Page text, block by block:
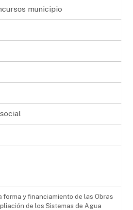
municipio
forma y financiamiento de las Obras
de los Sistemas de Agua